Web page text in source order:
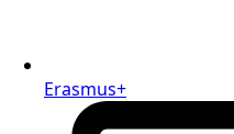
Erasmus+